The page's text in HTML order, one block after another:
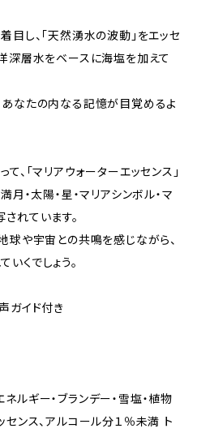
目し、「天然湧水の波動」をエッセ
深層水をベースに海塩を加えて
あなたの内なる記憶が目覚めるよ
、「マリアウォーターエッセンス」
月・太陽・星・マリアシンボル・マ
れています。
球や宇宙との共鳴を感じながら、
くでしょう。
ガイド付き
ルギー・ブランデー・雪塩・植物
センス、アルコール分１％未満 ト